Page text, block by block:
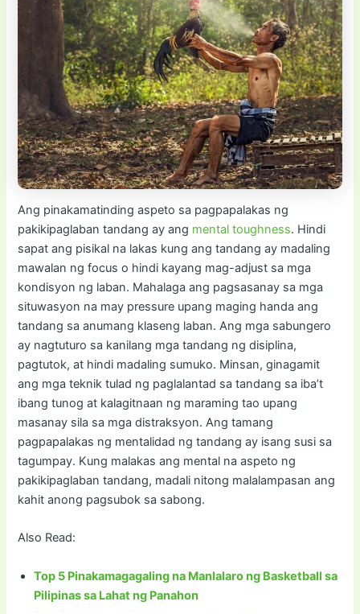
Ang pinakamatinding aspeto sa pagpapalakas ng
pakikipaglaban tandang ay ang mental toughness. Hindi
sapat ang pisikal na lakas kung ang tandang ay madaling
mawalan ng focus o hindi kayang mag-adjust sa mga
kondisyon ng laban. Mahalaga ang pagsasanay sa mga
situwasyon na may pressure upang maging handa ang
tandang sa anumang klaseng laban. Ang mga sabungero
ay nagtuturo sa kanilang mga tandang ng disiplina,
pagtutok, at hindi madaling sumuko. Minsan, ginagamit
ang mga teknik tulad ng paglalantad sa tandang sa iba’t
ibang tunog at kalagitnaan ng maraming tao upang
masanay sila sa mga distraksyon. Ang tamang
pagpapalakas ng mentalidad ng tandang ay isang susi sa
tagumpay. Kung malakas ang mental na aspeto ng
pakikipaglaban tandang, madali nitong malalampasan ang
kahit anong pagsubok sa sabong.
Also Read:
Top 5 Pinakamagagaling na Manlalaro ng Basketball sa
Pilipinas sa Lahat ng Panahon